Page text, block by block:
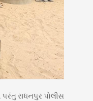
રાધનપુર પોલીસ